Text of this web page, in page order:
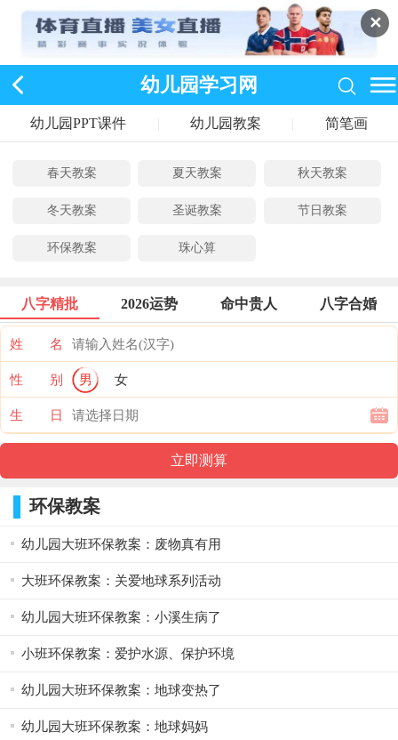
✕
幼儿园学习网
幼儿园PPT课件 幼儿园教案 简笔画
春天教案 夏天教案 秋天教案
冬天教案 圣诞教案 节日教案
环保教案 珠心算
八字精批 2026运势 命中贵人 八字合婚
姓 名
性 别 男 女
生 日
环保教案
幼儿园大班环保教案：废物真有用
大班环保教案：关爱地球系列活动
幼儿园大班环保教案：小溪生病了
小班环保教案：爱护水源、保护环境
幼儿园大班环保教案：地球变热了
幼儿园大班环保教案：地球妈妈